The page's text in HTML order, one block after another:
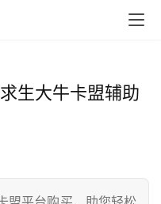
生大牛卡盟辅助